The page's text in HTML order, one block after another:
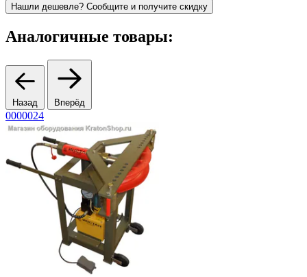
Нашли дешевле? Сообщите и получите скидку
Аналогичные товары:
Назад Вперёд
0000024